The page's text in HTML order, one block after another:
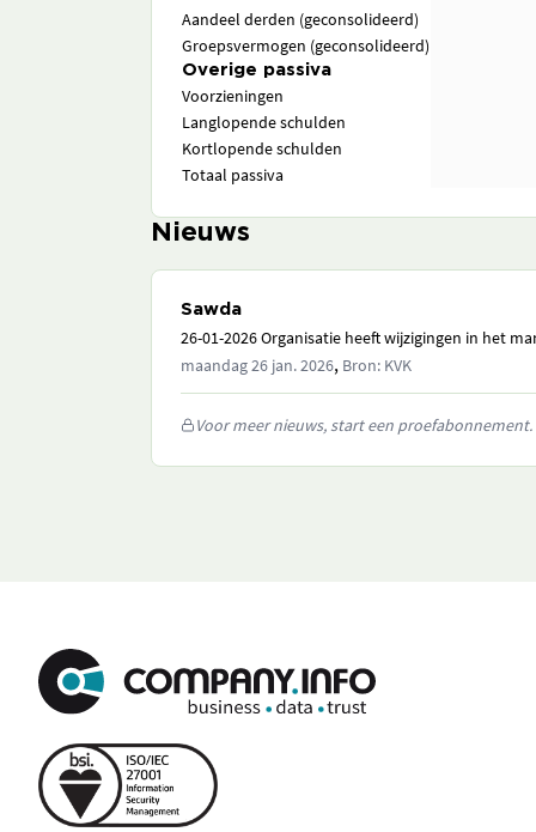
Aandeel derden (geconsolideerd)
Groepsvermogen (geconsolideerd)
Overige passiva
Voorzieningen
Langlopende schulden
Kortlopende schulden
Totaal passiva
Nieuws
Sawda
26-01-2026 Organisatie heeft wijzigingen in het
maandag 26 jan. 2026, Bron: KVK
Voor meer nieuws, start een proefabonnement.